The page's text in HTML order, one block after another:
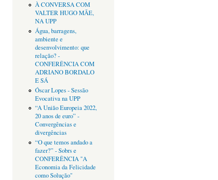
À CONVERSA COM
VALTER HUGO MÃE,
NA UPP
Água, barragens,
ambiente e
desenvolvimento: que
relação? -
CONFERÊNCIA COM
ADRIANO BORDALO
E SÁ
Óscar Lopes - Sessão
Evocativa na UPP
“A União Europeia 2022,
20 anos de euro” -
Convergências e
divergências
“O que temos andado a
fazer?” - Sobrs e
CONFERÊNCIA "A
Economia da Felicidade
como Solução"